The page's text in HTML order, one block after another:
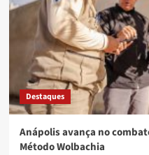
Destaques
Anápolis avança no
Método Wolbachia